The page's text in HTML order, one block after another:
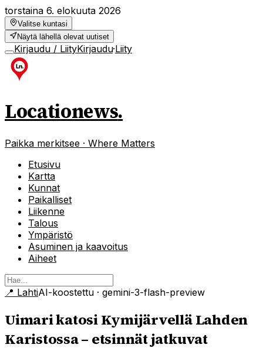
torstaina 6. elokuuta 2026
Valitse kuntasi
Näytä lähellä olevat uutiset
Kirjaudu / LiityKirjaudu·Liity
Locationews.
Paikka merkitsee · Where Matters
Etusivu
Kartta
Kunnat
Paikalliset
Liikenne
Talous
Ympäristö
Asuminen ja kaavoitus
Aiheet
📍 LahtiAI-koostettu · gemini-3-flash-preview
Uimari katosi Kymijärvellä Lahden
Karistossa – etsinnät jatkuvat